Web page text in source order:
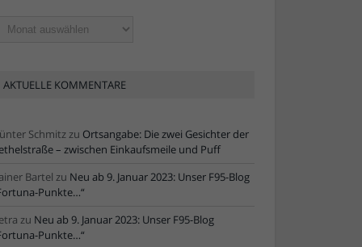
AKTUELLE KOMMENTARE
Schmitzzu Ortsangabe: Die zwei Gesichter der
– zwischen Einkaufsmeile und Puff
Bartel zu Neu ab 9. Januar 2023: Unser F95-Blog
Punkte…“
zu Neu ab 9. Januar 2023: Unser F95-Blog
Punkte…“